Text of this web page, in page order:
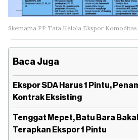
Skemama PP Tata Kelola Ekspor Komoditas
Baca Juga
Ekspor SDA Harus 1 Pintu,
Kontrak Eksisting
Tenggat Mepet, Batu Bara
Terapkan Ekspor 1 Pintu